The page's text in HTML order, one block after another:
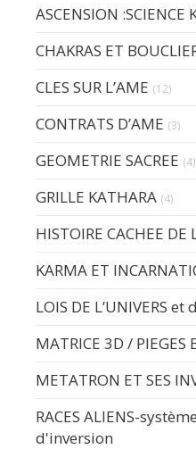
ASCENSION :SCIENCE
CHAKRAS ET
CLES SUR L’AME (12)
CONTRATS D’AME (3)
GEOMETRIE SACREE (4)
GRILLE KATHARA (4)
HISTOIRE CACHEE DE
KARMA ET
LOIS DE L’UNIVERS et
MATRICE 3D / PIEGES
METATRON ET SES
RACES ALIENS-
d'inversion